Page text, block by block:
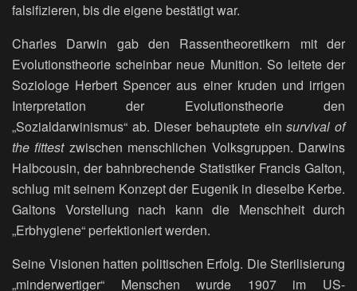
falsifizieren, bis die eigene bestätigt war.
Charles Darwin gab den Rassentheoretikern mit der
Evolutionstheorie scheinbar neue Munition. So leitete der
Soziologe Herbert Spencer aus einer kruden und irrigen
Interpretation der Evolutionstheorie den
„Sozialdarwinismus“ ab. Dieser behauptete einsurvival of
the fittestzwischen menschlichen Volksgruppen. Darwins
Halbcousin, der bahnbrechende Statistiker Francis Galton,
schlug mit seinem Konzept der Eugenik in dieselbe Kerbe.
Galtons Vorstellung nach kann die Menschheit durch
„Erbhygiene“ perfektioniert werden.
Seine Visionen hatten politischen Erfolg. Die Sterilisierung
„minderwertiger“ Menschen wurde 1907 im US-